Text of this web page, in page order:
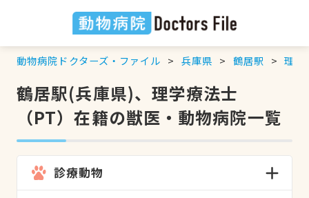
動物病院ドクターズ・ファイル 兵庫県 鶴居駅 理学
鶴居駅(兵庫県)、理学療法士
（PT）在籍の獣医・動物病院一覧
診療動物